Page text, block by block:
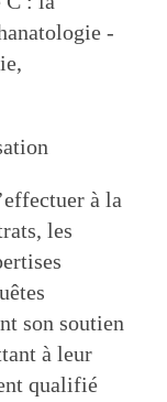
-
à la
les
son soutien
à leur
qualifié